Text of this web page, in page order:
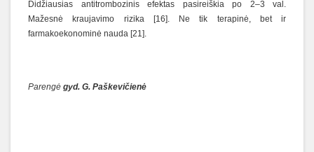
Didžiausias antitrombozinis efektas pasireiškia po 2–3 val.
Mažesnė kraujavimo rizika [16]. Ne tik terapinė, bet ir
farmakoekonominė nauda [21].
Parengė gyd. G. Paškevičienė